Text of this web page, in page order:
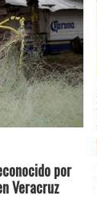
por
Veracruz